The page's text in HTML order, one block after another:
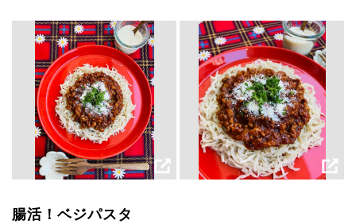
腸活！ベジパスタ